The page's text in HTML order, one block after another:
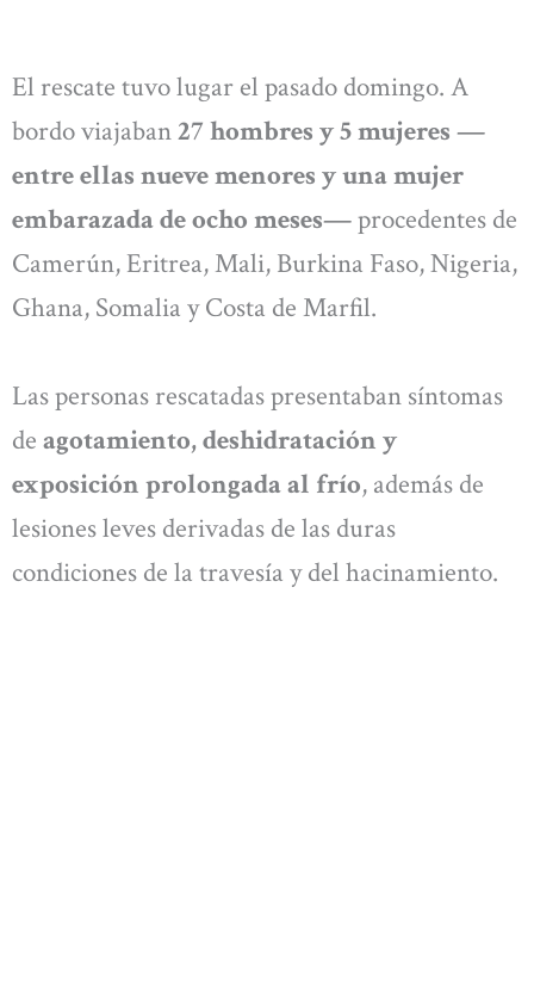
El rescate tuvo lugar el pasado domingo. A
bordo viajaban27 hombres y 5 mujeres —
entre ellas nueve menores y una mujer
embarazada de ocho meses—procedentes de
Camerún, Eritrea, Mali, Burkina Faso, Nigeria,
Ghana, Somalia y Costa de Marfil.
Las personas rescatadas presentaban síntomas
de agotamiento, deshidratación y
exposición prolongada al frío, además de
lesiones leves derivadas de las duras
condiciones de la travesía y del hacinamiento.